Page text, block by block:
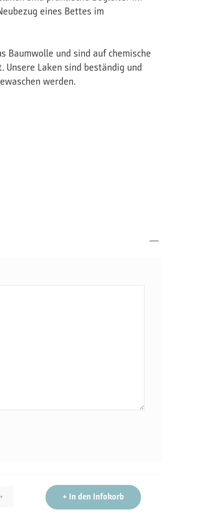
eines Bettes im
Baumwolle und sind auf chemische
Unsere Laken sind beständig und
werden.
+ + In den Infokorb